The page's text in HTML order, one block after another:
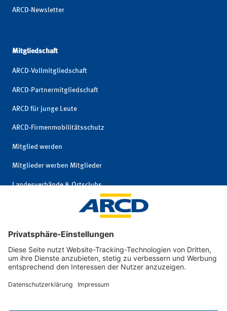
ARCD-Newsletter
Mitgliedschaft
ARCD-Vollmitgliedschaft
ARCD-Partnermitgliedschaft
ARCD für junge Leute
ARCD-Firmenmobilitätsschutz
Mitglied werden
Mitglieder werben Mitglieder
Landesverbände & Ortsclubs
Mitgliedschaft kündigen